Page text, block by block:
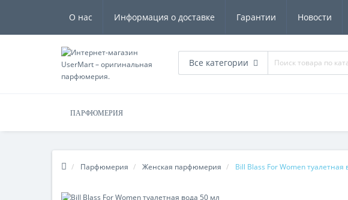
О нас Информация о доставке Гарантии Новости
Все категории
ПАРФЮМЕРИЯ
Парфюмерия Женская парфюмерия Bill Blass For Women туалетная